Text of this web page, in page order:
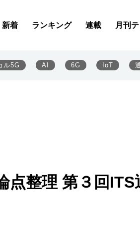
新着 ランキング 連載 月刊
ル5G AI 6G IoT
点整理 第３回ITS